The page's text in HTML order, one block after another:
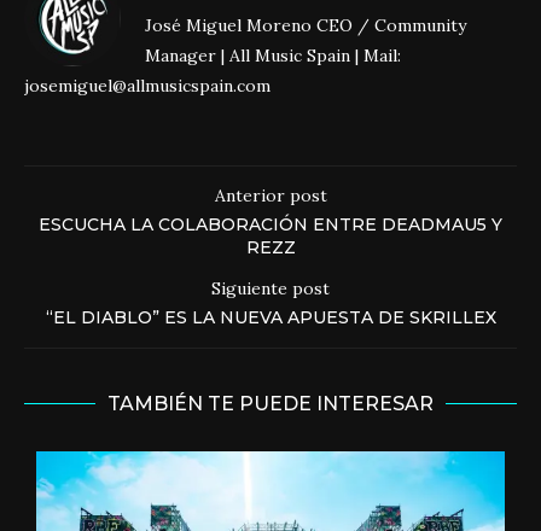
José Miguel Moreno CEO / Community
Manager | All Music Spain | Mail:
josemiguel@allmusicspain.com
Anterior post
ESCUCHA LA COLABORACIÓN ENTRE DEADMAU5 Y
REZZ
Siguiente post
“EL DIABLO” ES LA NUEVA APUESTA DE SKRILLEX
TAMBIÉN TE PUEDE INTERESAR